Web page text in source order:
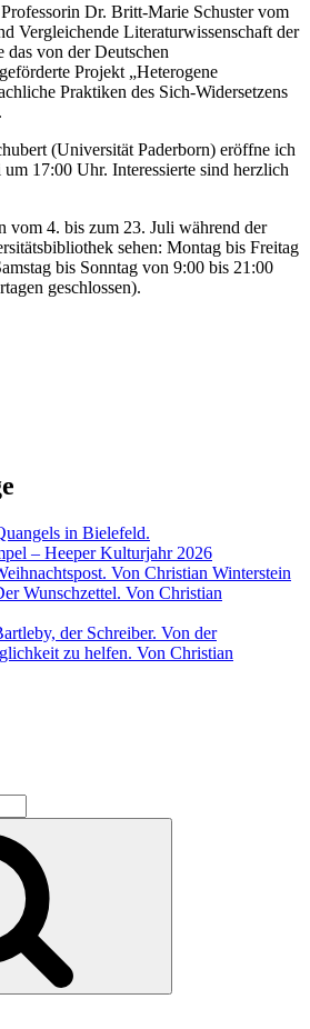
Dr. Britt-Marie Schuster vom
Vergleichende Literaturwissenschaft der
von der Deutschen
Projekt „Heterogene
Praktiken des Sich-Widersetzens
(Universität Paderborn) eröffne ich
17:00 Uhr. Interessierte sind herzlich
vom 4. bis zum 23. Juli während der
sehen: Montag bis Freitag
bis Sonntag von 9:00 bis 21:00
geschlossen).
in Bielefeld.
– Heeper Kulturjahr 2026
Von Christian Winterstein
Wunschzettel. Von Christian
der Schreiber. Von der
zu helfen. Von Christian